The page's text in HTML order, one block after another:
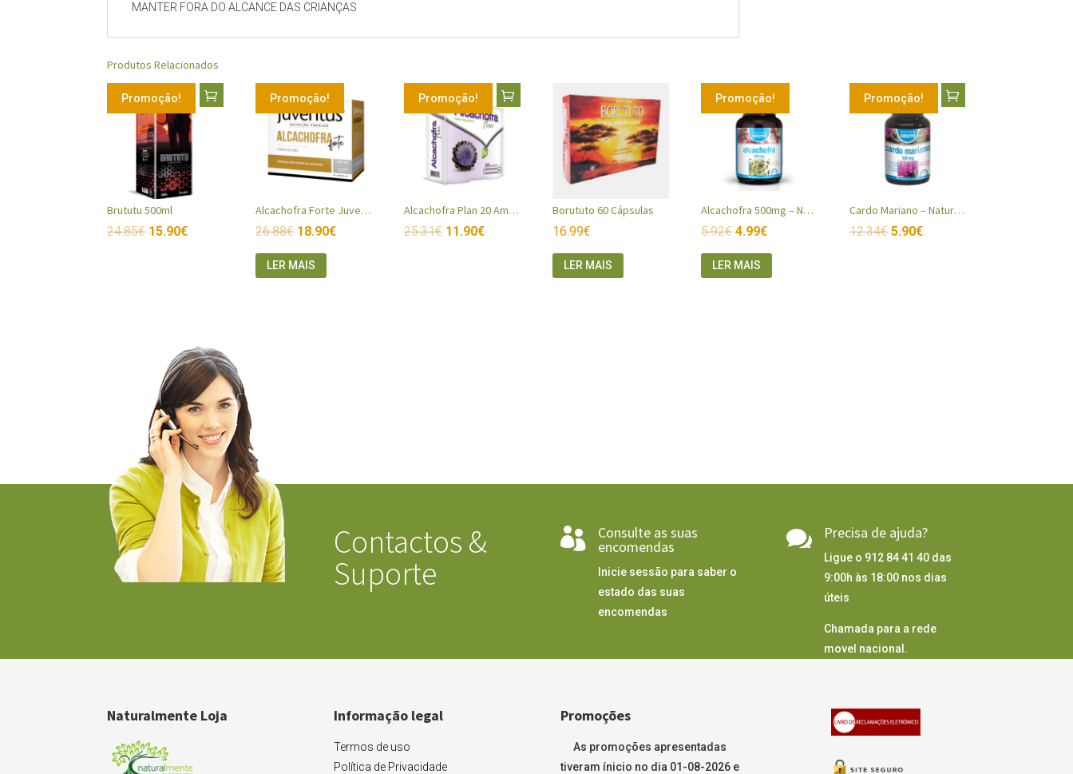
MANTER FORA DO ALCANCE DAS CRIANÇAS
Produtos Relacionados
Promoção!
Brututu 500ml
24.85€ 15.90€
Promoção!
Alcachofra Forte Juventus
26.88€ 18.90€
LER MAIS
Promoção!
Alcachofra Plan 20 Ampolas
25.31€ 11.90€
Borututo 60 Cápsulas
16.99€
LER MAIS
Promoção!
Alcachofra 500mg – Naturmil
5.92€ 4.99€
LER MAIS
Promoção!
Cardo Mariano – Naturmil
12.34€ 5.90€
Contactos &
Suporte
 Consulte as suas
encomendas
Inicie sessão para saber o
estado das suas
encomendas
 Precisa de ajuda?
Ligue o 912 84 41 40 das
9:00h às 18:00 nos dias
úteis
Chamada para a rede
movel nacional.
Naturalmente Loja Informação legal
Termos de uso
Política de Privacidade
Promoções
As promoções apresentadas
tiveram ínicio no dia 01-08-2026 e